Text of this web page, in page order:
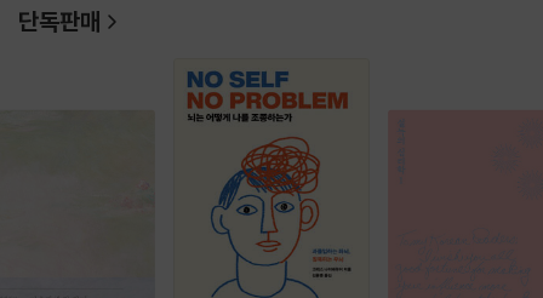
단독판매